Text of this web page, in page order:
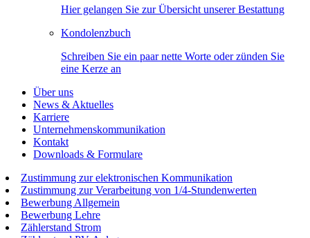
Hier gelangen Sie zur Übersicht unserer Bestattung
Kondolenzbuch
Schreiben Sie ein paar nette Worte oder zünden Sie
eine Kerze an
Über uns
News & Aktuelles
Karriere
Unternehmenskommunikation
Kontakt
Downloads & Formulare
Zustimmung zur elektronischen Kommunikation
Zustimmung zur Verarbeitung von 1/4-Stundenwerten
Bewerbung Allgemein
Bewerbung Lehre
Zählerstand Strom